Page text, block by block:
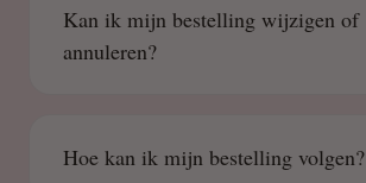
Kan ik mijn bestelling wijzigen of
annuleren?
Hoe kan ik mijn bestelling volgen?